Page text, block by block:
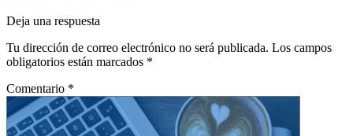
Deja una respuesta
Tu dirección de correo electrónico no será publicada. Los campos
obligatorios están marcados *
Comentario *